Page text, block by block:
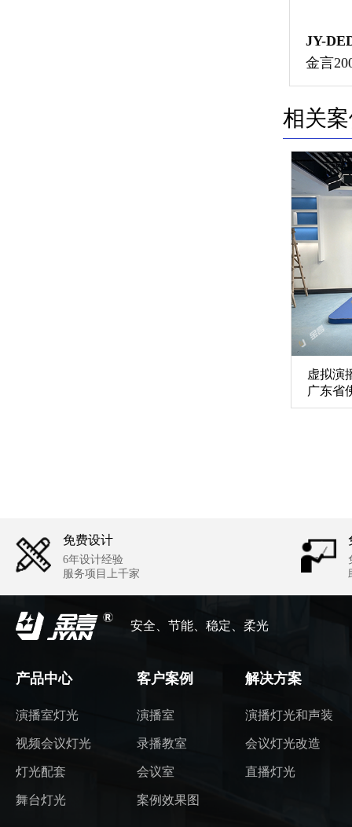
JY-
金言
光灯
相关
虚拟演
广东省
免费设计
6年设计经验
服务项目上千家
安全、节能、稳定、柔光
产品中心
演播室灯光
视频会议灯光
灯光配套
舞台灯光
客户案例
演播室
录播教室
会议室
案例效果图
解决方案
演播灯光和声装
会议灯光改造
直播灯光